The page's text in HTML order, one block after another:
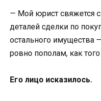
— Мой юрист свяжется
деталей сделки по
остального имущества
ровно пополам, как того
Его лицо исказилось.